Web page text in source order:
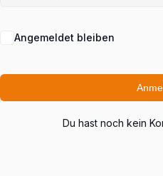
Angemeldet bleiben
Du hast noch kein